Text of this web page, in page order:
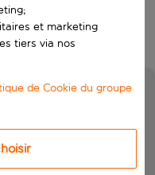
et marketing
tiers via nos
de Cookie du groupe